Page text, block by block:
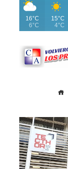
16°C
6°C
15°C
4°C